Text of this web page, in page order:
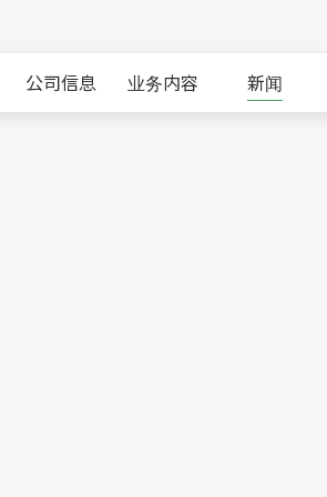
公司信息 业务内容 新闻